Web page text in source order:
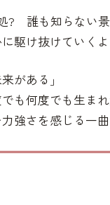
? 誰も知らない
駆け抜けていく
がある」
も何度でも生ま
強さを感じる一